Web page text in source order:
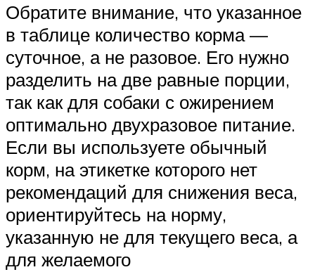
Обратите внимание, что указанное
в таблице количество корма —
суточное, а не разовое. Его нужно
разделить на две равные порции,
так как для собаки с ожирением
оптимально двухразовое питание.
Если вы используете обычный
корм, на этикетке которого нет
рекомендаций для снижения веса,
ориентируйтесь на норму,
указанную не для текущего веса, а
для желаемого